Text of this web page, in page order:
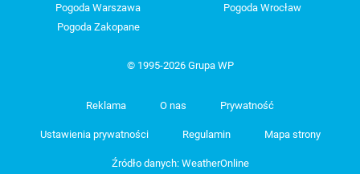
Pogoda Warszawa
Pogoda Wrocław
Pogoda Zakopane
© 1995-2026 Grupa WP
Reklama O nas Prywatność
Ustawienia prywatności Regulamin Mapa strony
Źródło danych: WeatherOnline